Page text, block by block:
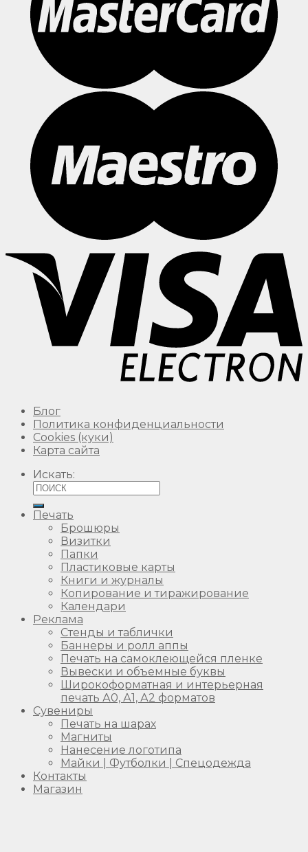
Блог
Политика конфиденциальности
Сookies (куки)
Карта сайта
Искать:
Печать
Брошюры
Визитки
Папки
Пластиковые карты
Книги и журналы
Копирование и тиражирование
Календари
Реклама
Стенды и таблички
Баннеры и ролл аппы
Печать на самоклеющейся пленке
Вывески и объемные буквы
Широкоформатная и интерьерная
печать А0, А1, А2 форматов
Сувениры
Печать на шарах
Магниты
Нанесение логотипа
Майки | Футболки | Спецодежда
Контакты
Магазин